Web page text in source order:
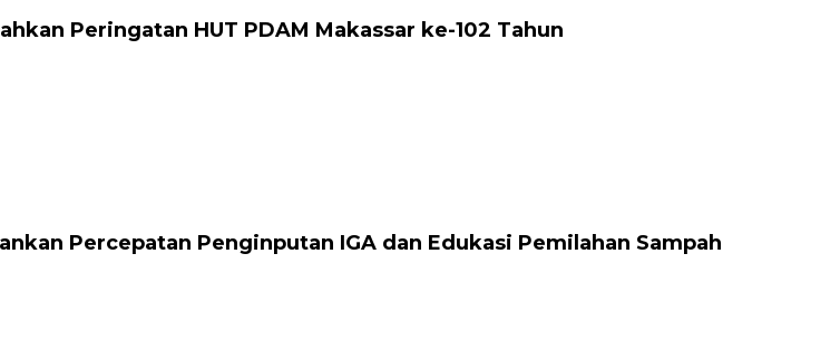
Peringatan HUT PDAM Makassar ke-102 Tahun
Percepatan Penginputan IGA dan Edukasi Pemilahan Sampah